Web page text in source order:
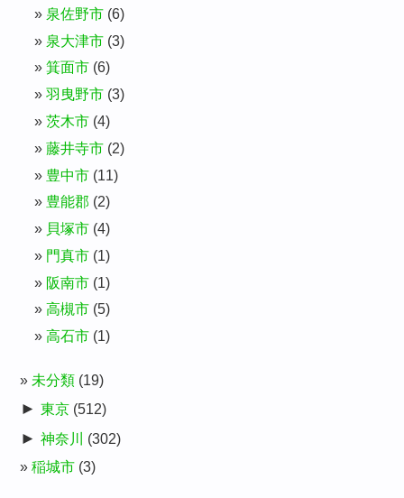
泉佐野市 (6)
泉大津市 (3)
箕面市 (6)
羽曳野市 (3)
茨木市 (4)
藤井寺市 (2)
豊中市 (11)
豊能郡 (2)
貝塚市 (4)
門真市 (1)
阪南市 (1)
高槻市 (5)
高石市 (1)
未分類 (19)
► 東京 (512)
► 神奈川
(302)
稲城市 (3)